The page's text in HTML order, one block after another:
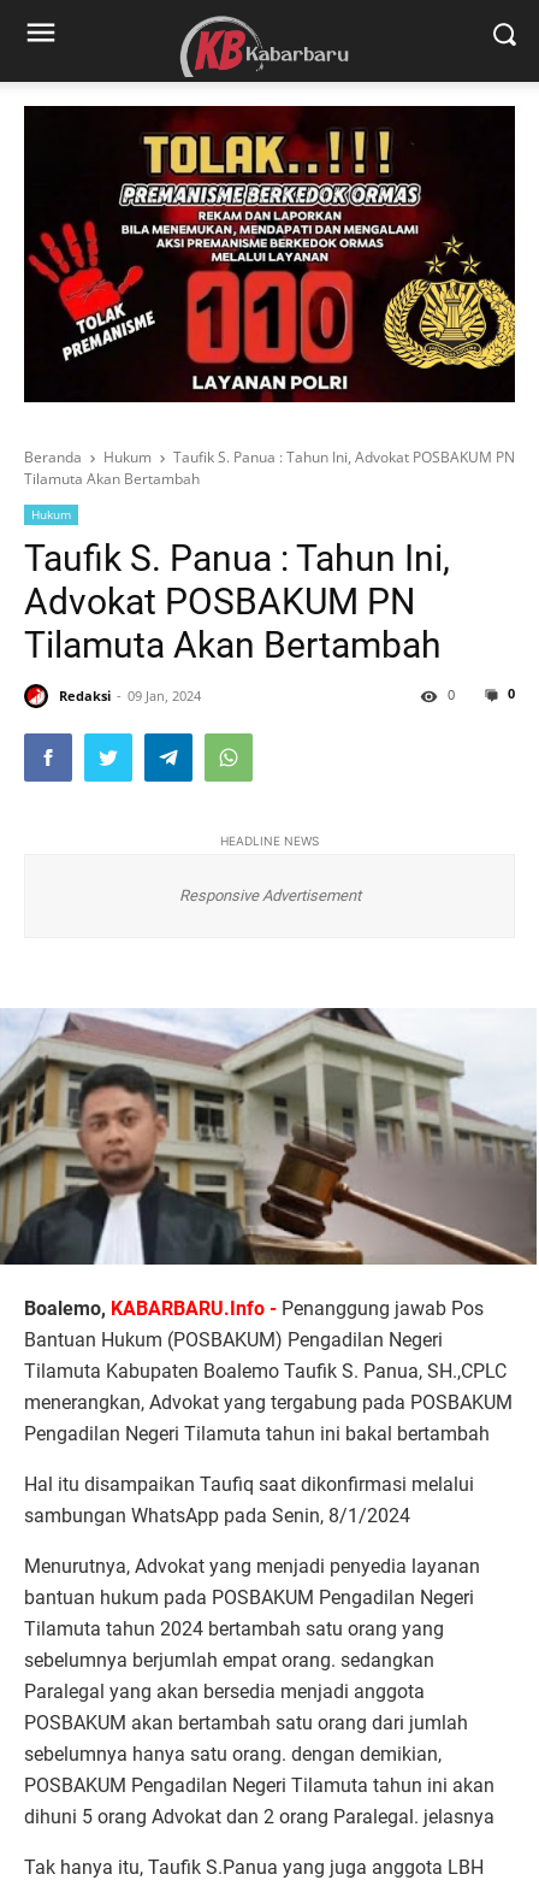
Beranda Hukum
Taufik S. Panua : Tahun Ini, Advokat POSBAKUM PN
Tilamuta Akan Bertambah
Hukum
Taufik S. Panua : Tahun Ini,
Advokat POSBAKUM PN
Tilamuta Akan Bertambah
Redaksi 09 Jan, 2024 0
0
HEADLINE NEWS
Responsive Advertisement
Boalemo, KABARBARU.Info - Penanggung jawab Pos
Bantuan Hukum (POSBAKUM) Pengadilan Negeri
Tilamuta Kabupaten Boalemo Taufik S. Panua, SH.,CPLC
menerangkan, Advokat yang tergabung pada POSBAKUM
Pengadilan Negeri Tilamuta tahun ini bakal bertambah
Hal itu disampaikan Taufiq saat dikonfirmasi melalui
sambungan WhatsApp pada Senin, 8/1/2024
Menurutnya, Advokat yang menjadi penyedia layanan
bantuan hukum pada POSBAKUM Pengadilan Negeri
Tilamuta tahun 2024 bertambah satu orang yang
sebelumnya berjumlah empat orang. sedangkan
Paralegal yang akan bersedia menjadi anggota
POSBAKUM akan bertambah satu orang dari jumlah
sebelumnya hanya satu orang. dengan demikian,
POSBAKUM Pengadilan Negeri Tilamuta tahun ini akan
dihuni 5 orang Advokat dan 2 orang Paralegal. jelasnya
Tak hanya itu, Taufik S.Panua yang juga anggota LBH